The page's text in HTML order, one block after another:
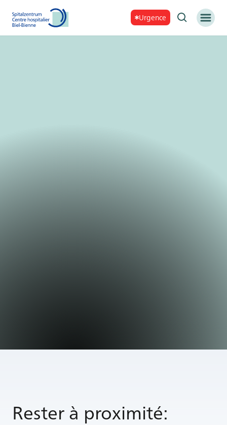
Urgence
Rester à proximité: